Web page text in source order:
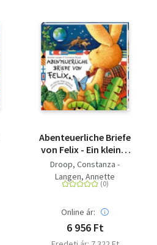
Abenteuerliche Briefe
von Felix - Ein kleiner
Hase erforscht
unseren blauen
Planeten
Droop, Constanza -
Langen, Annette
Online ár:
6 956 Ft